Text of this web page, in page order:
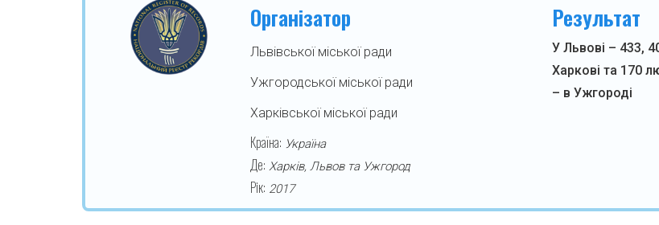
Організатор
Львівської міської ради
Ужгородської міської ради
Харківської міської ради
Країна: Україна
Де: Харків, Львов та Ужгород
Рік: 2017
Результат
У Львові – 433,
Харкові та 170
– в Ужгороді